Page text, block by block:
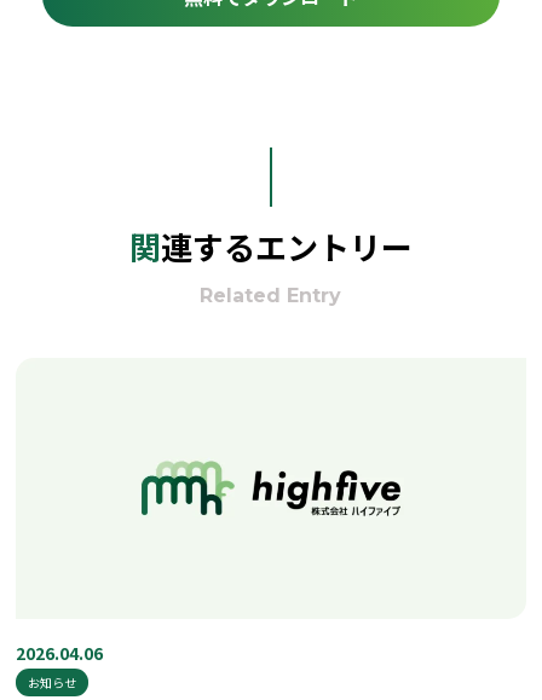
関連するエントリー
Related Entry
2026.04.06
お知らせ